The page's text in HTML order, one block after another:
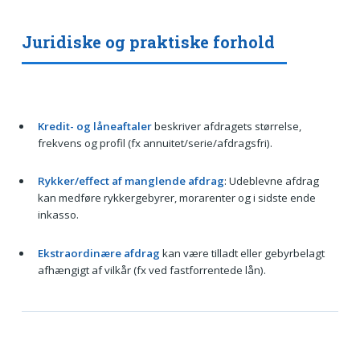
Juridiske og praktiske forhold
Kredit- og låneaftalerbeskriver afdragets størrelse,
frekvens og profil (fx annuitet/serie/afdragsfri).
Rykker/effect af manglende afdrag: Udeblevne afdrag
kan medføre rykkergebyrer, morarenter og i sidste ende
inkasso.
Ekstraordinære afdrag kan være tilladt eller gebyrbelagt
afhængigt af vilkår (fx ved fastforrentede lån).